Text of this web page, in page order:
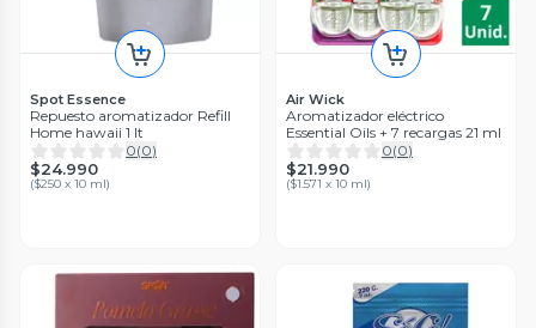
Spot Essence
Repuesto aromatizador Refill
Home hawaii 1 lt
0(0)
$24.990
($250 x 10 ml)
Air Wick
Aromatizador eléctrico
Essential Oils + 7 recargas 21 ml
0(0)
$21.990
($1.571 x 10 ml)